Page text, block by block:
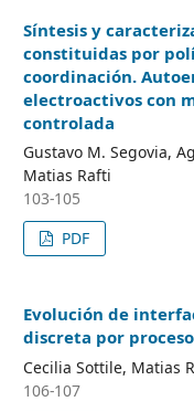
Síntesis y
constituidas por
coordinación.
electroactivos con
controlada
Gustavo M. Segovia,
Matias Rafti
103-105
PDF
Evolución de
discreta por
Cecilia Sottile, Matias
106-107